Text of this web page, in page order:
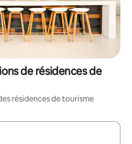
de résidences de
résidences de tourisme
affichés, parcourez-les en utilisant